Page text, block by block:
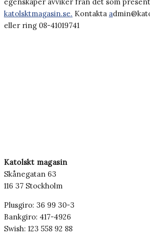
katolsktmagasin.se. Kontakta a
eller ring 08-41019741
Katolskt magasin
Skånegatan 63
116 37 Stockholm
Plusgiro: 36 99 30-3
Bankgiro: 417-4926
Swish: 123 558 92 88